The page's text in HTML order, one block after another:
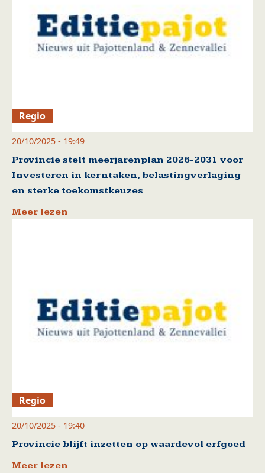
Regio
20/10/2025 - 19:49
Provincie stelt meerjarenplan 2026-2031 voor
Investeren in kerntaken, belastingverlaging
en sterke toekomstkeuzes
Meer lezen
Regio
20/10/2025 - 19:40
Provincie blijft inzetten op waardevol erfgoed
Meer lezen